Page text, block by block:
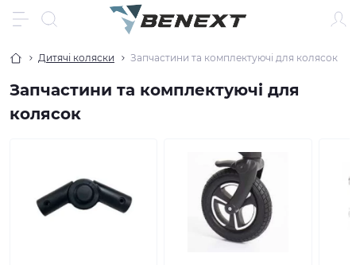
Дитячі коляски Запчастини та комплектуючі для колясок
Запчастини та комплектуючі для
колясок